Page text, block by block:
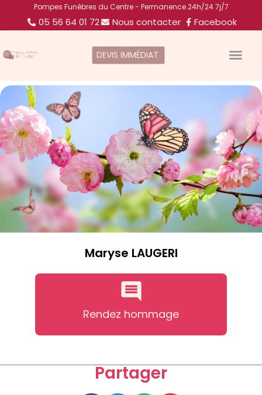
Pompes Funèbres du Centre - Permanence 24h/24 7j/7
05 56 64 01 72 Nous contacter Facebook
DEVIS IMMÉDIAT
Maryse LAUGERI
Rendez hommage
Partager